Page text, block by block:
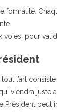
formalité.
voies, pour
tout l’art
viendra juste
Président